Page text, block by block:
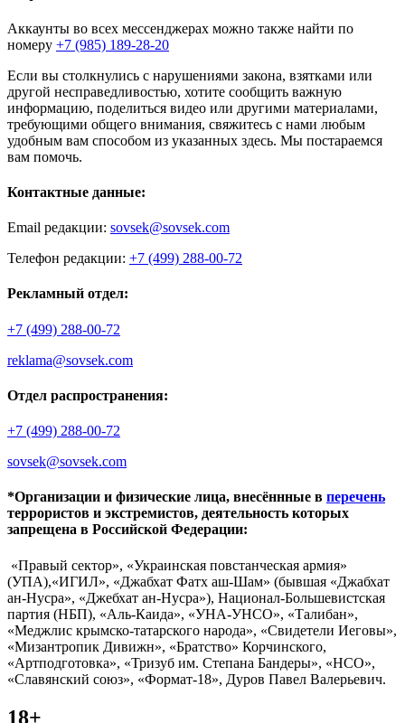
Аккаунты во всех мессенджерах можно также найти по
номеру +7 (985) 189-28-20
Если вы столкнулись с нарушениями закона, взятками или
другой несправедливостью, хотите сообщить важную
информацию, поделиться видео или другими материалами,
требующими общего внимания, свяжитесь с нами любым
удобным вам способом из указанных здесь. Мы постараемся
вам помочь.
Контактные данные:
Email редакции: sovsek@sovsek.com
Телефон редакции: +7 (499) 288-00-72
Рекламный отдел:
+7 (499) 288-00-72
reklama@sovsek.com
Отдел распространения:
+7 (499) 288-00-72
sovsek@sovsek.com
*Организации и физические лица, внесённные в перечень
террористов и экстремистов, деятельность которых
запрещена в Российской Федерации:
«Правый сектор», «Украинская повстанческая армия»
(УПА),«ИГИЛ», «Джабхат Фатх аш-Шам» (бывшая «Джабхат
ан-Нусра», «Джебхат ан-Нусра»), Национал-Большевистская
партия (НБП), «Аль-Каида», «УНА-УНСО», «Талибан»,
«Меджлис крымско-татарского народа», «Свидетели Иеговы»,
«Мизантропик Дивижн», «Братство» Корчинского,
«Артподготовка», «Тризуб им. Степана Бандеры», «НСО»,
«Славянский союз», «Формат-18», Дуров Павел Валерьевич.
18+